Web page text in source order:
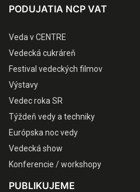
PODUJATIA NCP VAT
Veda v CENTRE
Vedecká cukráreň
Festival vedeckých filmov
Výstavy
Vedec roka SR
Týždeň vedy a techniky
Európska noc vedy
Vedecká show
Konferencie / workshopy
PUBLIKUJEME